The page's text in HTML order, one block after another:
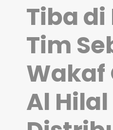
Tiba di
Tim
Wakaf
Al Hilal